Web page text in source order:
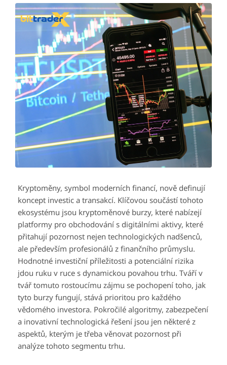
Kryptoměny, symbol moderních financí, nově definují
koncept investic a transakcí. Klíčovou součástí tohoto
ekosystému jsou kryptoměnové burzy, které nabízejí
platformy pro obchodování s digitálními aktivy, které
přitahují pozornost nejen technologických nadšenců,
ale především profesionálů z finančního průmyslu.
Hodnotné investiční příležitosti a potenciální rizika
jdou ruku v ruce s dynamickou povahou trhu. Tváří v
tvář tomuto rostoucímu zájmu se pochopení toho, jak
tyto burzy fungují, stává prioritou pro každého
vědomého investora. Pokročilé algoritmy, zabezpečení
a inovativní technologická řešení jsou jen některé z
aspektů, kterým je třeba věnovat pozornost při
analýze tohoto segmentu trhu.